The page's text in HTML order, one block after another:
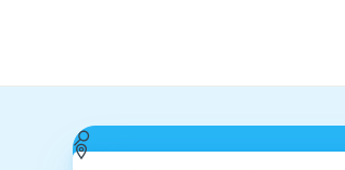
Beruf oder Unternehmen